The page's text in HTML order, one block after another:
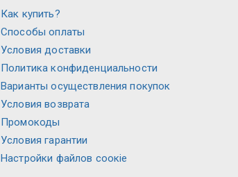
Как купить?
Способы оплаты
Условия доставки
Политика конфиденциальности
Варианты осуществления покупок
Условия возврата
Промокоды
Условия гарантии
Настройки файлов соокіе